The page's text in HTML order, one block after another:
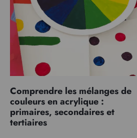
Comprendre les mélanges de
couleurs en acrylique :
primaires, secondaires et
tertiaires